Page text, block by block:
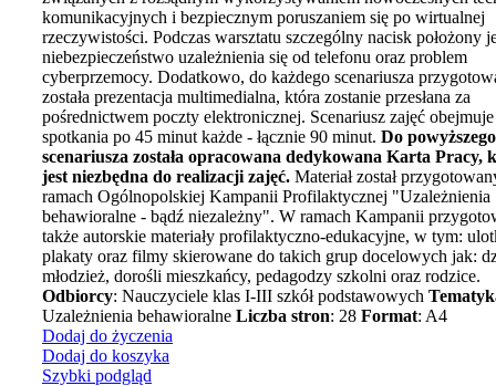
komunikacyjnych i bezpiecznym poruszaniem się po wirtualnej
rzeczywistości. Podczas warsztatu szczególny nacisk położony
niebezpieczeństwo uzależnienia się od telefonu oraz problem
cyberprzemocy. Dodatkowo, do każdego scenariusza
została prezentacja multimedialna, która zostanie przesłana za
pośrednictwem poczty elektronicznej. Scenariusz zajęć
spotkania po 45 minut każde - łącznie 90 minut. Do powyższego
scenariusza została opracowana dedykowana Karta Pracy,
jest niezbędna do realizacji zajęć. Materiał został
ramach Ogólnopolskiej Kampanii Profilaktycznej "Uzależnienia
behawioralne - bądź niezależny". W ramach Kampanii
także autorskie materiały profilaktyczno-edukacyjne, w tym:
plakaty oraz filmy skierowane do takich grup docelowych jak:
młodzież, dorośli mieszkańcy, pedagodzy szkolni oraz rodzice.
Odbiorcy: Nauczyciele klas I-III szkół podstawowych
Uzależnienia behawioralne Liczba stron: 28 Format: A4
Dodaj do życzenia
Dodaj do koszyka
Szybki podgląd